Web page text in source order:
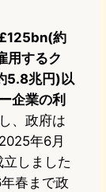
約
用するク
5.8兆円)以
企業の利
、政府は
年6月
しました
春まで政